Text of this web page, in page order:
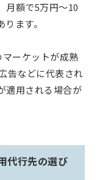
月額で5万円〜10
ます。
ーケットが成熟
告などに代表され
適用される場合が
代行先の選び